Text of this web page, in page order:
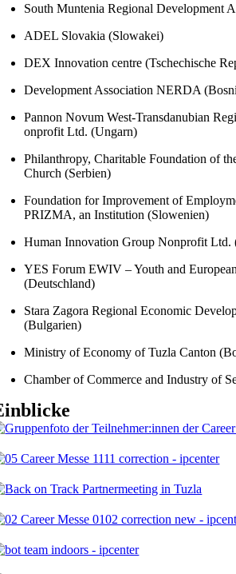
South Muntenia Regional Development
ADEL Slovakia (Slowakei)
DEX Innovation centre (Tschechische
Development Association NERDA
Pannon Novum West-Transdanubian
onprofit Ltd. (Ungarn)
Philanthropy, Charitable Foundation of
Church (Serbien)
Foundation for Improvement of
PRIZMA, an Institution (Slowenien)
Human Innovation Group Nonprofit Ltd.
YES Forum EWIV – Youth and
(Deutschland)
Stara Zagora Regional Economic
(Bulgarien)
Ministry of Economy of Tuzla Canton
Chamber of Commerce and Industry of